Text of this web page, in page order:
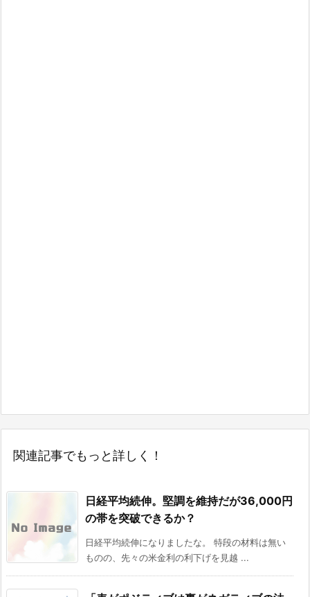
関連記事でもっと詳しく！
日経平均続伸。堅調を維持だが36,000円
の帯を突破できるか？
日経平均続伸になりましたな。 特段の材料は無い
ものの、先々の米金利の利下げを見越 ...